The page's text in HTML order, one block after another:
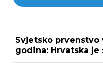
Svjetsko prvenstvo
godina: Hrvatska je